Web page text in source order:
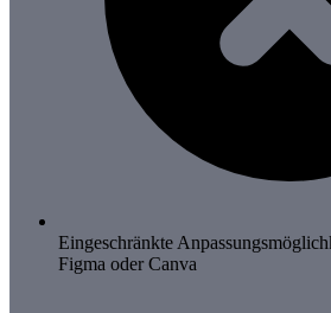
Eingeschränkte
Figma oder Canva